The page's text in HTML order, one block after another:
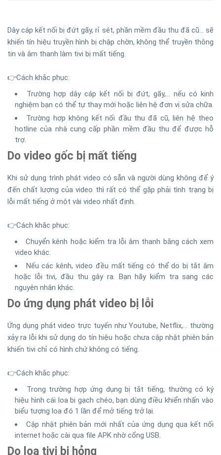
Dây cáp kết nối bị đứt gãy, rỉ sét, phần mềm đầu thu đã cũ… sẽ
khiến tín hiệu truyền hình bị chập chờn, không thể truyền thông
tin và âm thanh làm tivi bị mất tiếng.
👉Cách khắc phục:
Trường hợp dây cáp kết nối bị đứt, gãy,… nếu có kinh
nghiệm bạn có thể tự thay mới hoặc liên hệ đơn vị sửa chữa.
Trường hợp không kết nối đầu thu đã cũ, liên hệ theo
hotline của nhà cung cấp phần mềm đầu thu để được hỗ
trợ.
Do video gốc bị mất tiếng
Khi sử dụng trình phát video có sẵn và người dùng không để ý
đến chất lượng của video thì rất có thể gặp phải tình trạng bị
lỗi mất tiếng ở một vài video nhất định.
👉Cách khắc phục:
Chuyển kênh hoặc kiểm tra lỗi âm thanh bằng cách xem
video khác.
Nếu các kênh, video đều mất tiếng có thể do bị tắt âm
hoặc lỗi tivi, đầu thu gây ra. Bạn hãy kiểm tra sang các
nguyên nhân khác.
Do ứng dụng phát video bị lỗi
Ứng dụng phát video trực tuyến như Youtube, Netflix,… thường
xảy ra lỗi khi sử dụng do tín hiệu hoặc chưa cập nhật phiên bản
khiến tivi chỉ có hình chứ không có tiếng.
👉Cách khắc phục:
Trong trường hợp ứng dụng bị tắt tiếng, thường có ký
hiệu hình cái loa bị gạch chéo, bạn dùng điều khiển nhấn vào
biểu tượng loa đó 1 lần để mở tiếng trở lại.
Cập nhật phiên bản mới nhất của ứng dụng qua kết nối
internet hoặc cài qua file APK nhờ cổng USB.
Do loa tivi bị hỏng